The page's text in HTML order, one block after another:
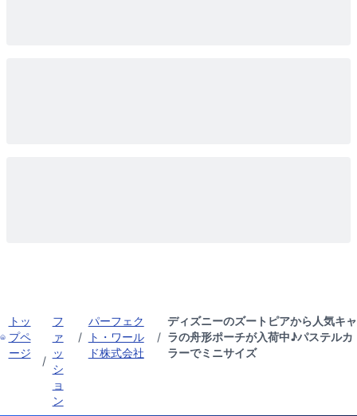
トッ
プペ
ージ
/
フ
ァ
ッ
シ
ョ
ン
/
パーフェク
ト・ワール
ド株式会社
/
ディズニーのズートピアから人気キャ
ラの舟形ポーチが入荷中♪パステルカ
ラーでミニサイズ